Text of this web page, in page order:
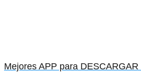
Mejores APP para